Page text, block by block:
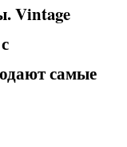
Vintage
самые